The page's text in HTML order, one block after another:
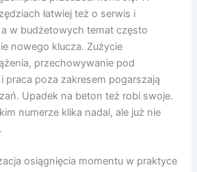
łatwiej też o serwis i
w budżetowych temat często
nowego klucza. Zużycie
przechowywanie pod
praca poza zakresem pogarszają
Upadek na beton też robi swoje.
numerze klika nadal, ale już nie
osiągnięcia momentu w praktyce